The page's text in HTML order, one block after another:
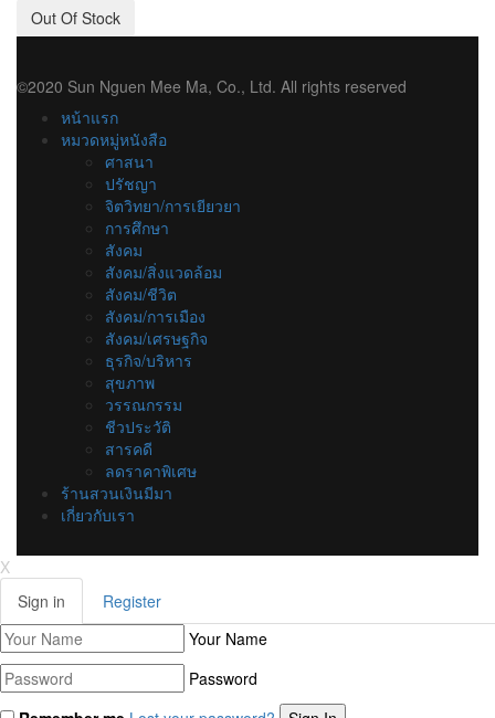
Out Of Stock
©2020 Sun Nguen Mee Ma, Co., Ltd. All rights reserved
หน้าแรก
หมวดหมู่หนังสือ
ศาสนา
ปรัชญา
จิตวิทยา/การเยียวยา
การศึกษา
สังคม
สังคม/สิ่งแวดล้อม
สังคม/ชีวิต
สังคม/การเมือง
สังคม/เศรษฐกิจ
ธุรกิจ/บริหาร
สุขภาพ
วรรณกรรม
ชีวประวัติ
สารคดี
ลดราคาพิเศษ
ร้านสวนเงินมีมา
เกี่ยวกับเรา
X
Sign in
Register
Your Name
Password